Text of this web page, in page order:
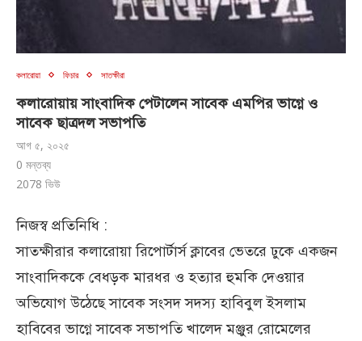
কলারোয়া ফিচার সাতক্ষীরা
কলারোয়ায় সাংবাদিক পেটালেন সাবেক এমপির ভাগ্নে ও
সাবেক ছাত্রদল সভাপতি
আগ ৫, ২০২৫
0 মন্তব্য
2078 ভিউ
নিজস্ব প্রতিনিধি :
সাতক্ষীরার কলারোয়া রিপোর্টার্স ক্লাবের ভেতরে ঢুকে একজন
সাংবাদিককে বেধড়ক মারধর ও হত্যার হুমকি দেওয়ার
অভিযোগ উঠেছে সাবেক সংসদ সদস্য হাবিবুল ইসলাম
হাবিবের ভাগ্নে সাবেক সভাপতি খালেদ মঞ্জুর রোমেলের